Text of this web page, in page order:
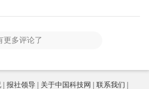
更多评论了
报社领导 关于中国科技网 联系我们